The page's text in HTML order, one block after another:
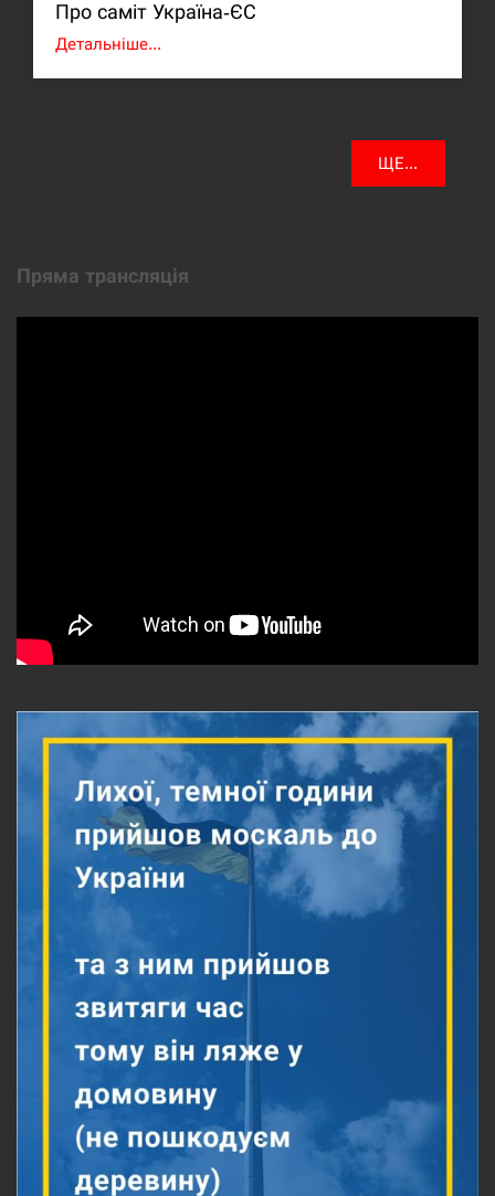
Про саміт Україна-ЄС
Детальніше...
ЩЕ...
Пряма трансляція